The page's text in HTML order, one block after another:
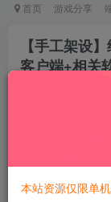
首页 游戏分享
【手工架设
客户端+相关
每日活跃最
积分免费兑换
本站资源仅限单